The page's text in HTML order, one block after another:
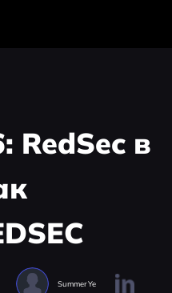
RedSec в
Summer Ye